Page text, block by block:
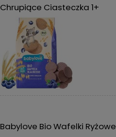
Chrupiące Ciasteczka 1+
Babylove Bio Wafelki